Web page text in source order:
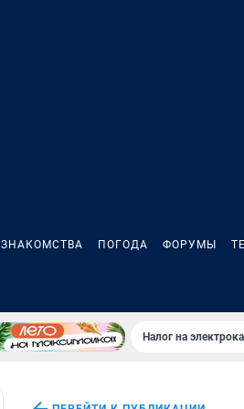
ЗНАКОМСТВА ПОГОДА ФОРУМЫ
Налог на